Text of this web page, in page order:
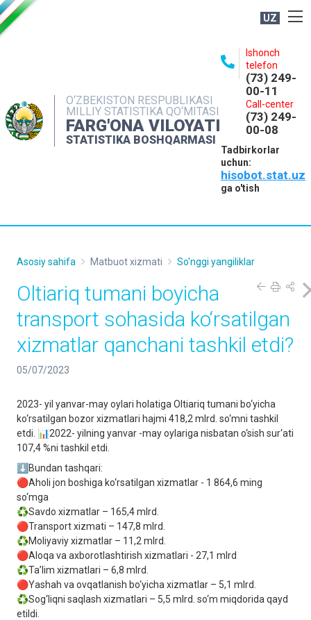
UZ
O‘ZBEKISTON RESPUBLIKASI
MILLIY STATISTIKA QO‘MITASI
FARG'ONA VILOYATI
STATISTIKA BOSHQARMASI
Ishonch
telefon
(73) 249-
00-11
Call-center
(73) 249-
00-08
Tadbirkorlar
uchun:
hisobot.stat.uz
ga o'tish
NASHRLAR
INTERAKTIV XIZMATLAR
MATBUOT XIZMATI
Asosiy sahifa Matbuot xizmati So'nggi yangiliklar
Oltiariq tumani boyicha
transport sohasida ko‘rsatilgan
xizmatlar qanchani tashkil etdi?
05/07/2023
2023- yil yanvar-may oylari holatiga Oltiariq tumani bo‘yicha
ko‘rsatilgan bozor xizmatlari hajmi 418,2 mlrd. so‘mni tashkil
etdi. 📊2022- yilning yanvar -may oylariga nisbatan o‘sish sur‘ati
107,4 %ni tashkil etdi.
⬇️Bundan tashqari:
🔴Aholi jon boshiga ko‘rsatilgan xizmatlar - 1 864,6 ming
so‘mga
♻️Savdo xizmatlar – 165,4 mlrd.
🔴Transport xizmati – 147,8 mlrd.
♻️Moliyaviy xizmatlar – 11,2 mlrd.
🔴Aloqa va axborotlashtirish xizmatlari - 27,1 mlrd
♻️Ta’lim xizmatlari – 6,8 mlrd.
🔴Yashah va ovqatlanish bo‘yicha xizmatlar – 5,1 mlrd.
♻️Sog‘liqni saqlash xizmatlari – 5,5 mlrd. so‘m miqdorida qayd
etildi.